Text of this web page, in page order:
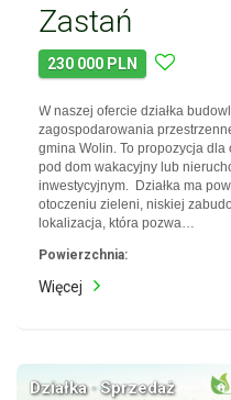
Zastań
230 000 PLN
W naszej ofercie działka
zagospodarowania
gmina Wolin. To propozycja
pod dom wakacyjny lub
inwestycyjnym. Działka ma
otoczeniu zieleni, niskiej
lokalizacja, która pozwa…
Powierzchnia:
Więcej
Działka · Sprzedaż